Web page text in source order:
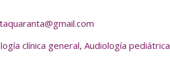
clínica general,Audiología pediátrica